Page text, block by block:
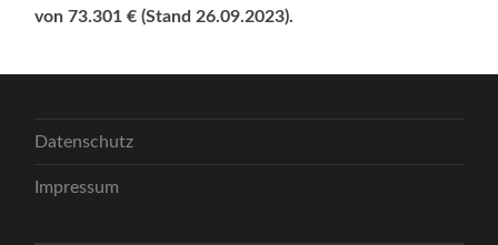
von 73.301 € (Stand 26.09.2023).
Datenschutz
Impressum